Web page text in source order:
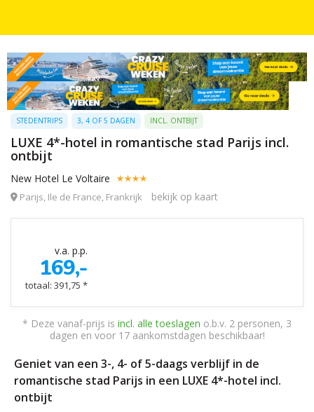
STEDENTRIPS 3, 4 OF 5 DAGEN INCL. ONTBIJT
LUXE 4*-hotel in romantische stad Parijs incl.
ontbijt
New Hotel Le Voltaire
Parijs, Ile de France, Frankrijk bekijk op kaart
v.a. p.p.
169,-
totaal: 391,75 *
* Deze vanaf-prijs is incl. alle toeslagen o.b.v. 2 personen, 3
dagen en voor 17 aankomstdagen beschikbaar!
Geniet van een 3-, 4- of 5-daags verblijf in de
romantische stad Parijs in een LUXE 4*-hotel incl.
ontbijt